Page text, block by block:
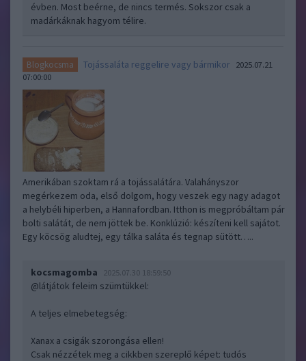
évben. Most beérne, de nincs termés. Sokszor csak a
madárkáknak hagyom télire.
Blogkocsma Tojássaláta reggelire vagy bármikor
2025.07.21
07:00:00
Amerikában szoktam rá a tojássalátára. Valahányszor
megérkezem oda, első dolgom, hogy veszek egy nagy adagot
a helybéli hiperben, a Hannafordban. Itthon is megpróbáltam pár
bolti salátát, de nem jöttek be. Konklúzió: készíteni kell sajátot.
Egy köcsög aludtej, egy tálka saláta és tegnap sütött…..
kocsmagomba 2025.07.30 18:59:50
@látjátok feleim szümtükkel:
A teljes elmebetegség:
Xanax a csigák szorongása ellen!
Csak nézzétek meg a cikkben szereplő képet: tudós